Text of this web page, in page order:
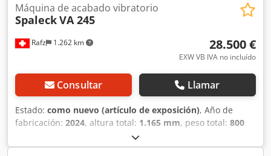
Rafz 1.262 km
Máquina de acabado vibratorio
SpaleckVA 245
28.500 €
EXW VB IVA no incluído
Consultar Llamar
Estado: como nuevo (artículo de exposición), Año de
fabricación: 2024, altura total: 1.165 mm, peso total: 800
, capacidad del depósito:
tensión de entrada:400 V, Ofrecemos una instalación de